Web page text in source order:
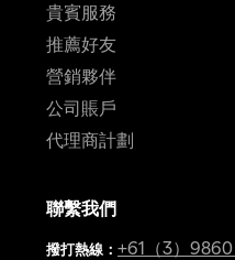
貴賓服務
推薦好友
營銷夥伴
公司賬戶
代理商計劃
聯繫我們
撥打熱線 ： +61（3）9860